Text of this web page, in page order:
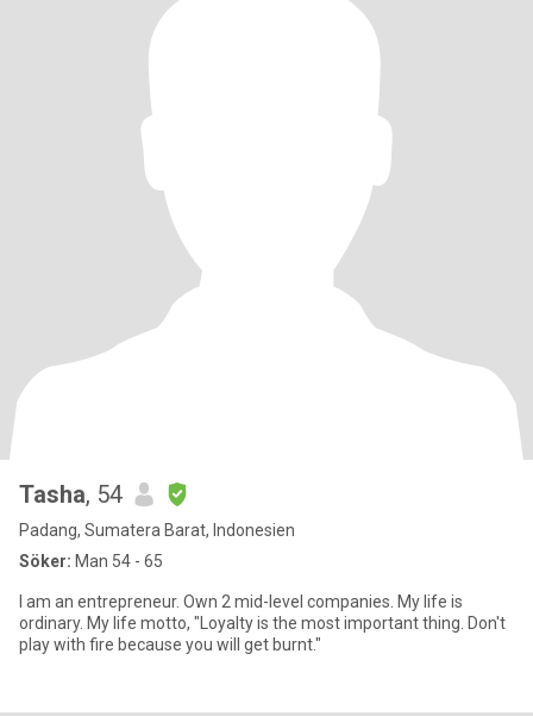
Tasha, 54
Padang, Sumatera Barat, Indonesien
Söker: Man 54 - 65
I am an entrepreneur. Own 2 mid-level companies. My life is
ordinary. My life motto, "Loyalty is the most important thing. Don't
play with fire because you will get burnt."